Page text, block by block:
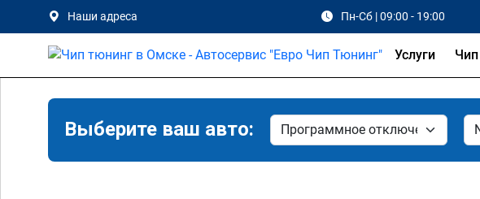
Наши адреса Пн-Сб | 09:00 - 19:00
Услуги
Выберите ваш авто: